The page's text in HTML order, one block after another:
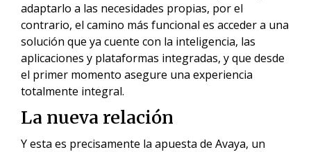
adaptarlo a las necesidades propias, por el
contrario, el camino más funcional es acceder a una
solución que ya cuente con la inteligencia, las
aplicaciones y plataformas integradas, y que desde
el primer momento asegure una experiencia
totalmente integral.
La nueva relación
Y esta es precisamente la apuesta de Avaya, un